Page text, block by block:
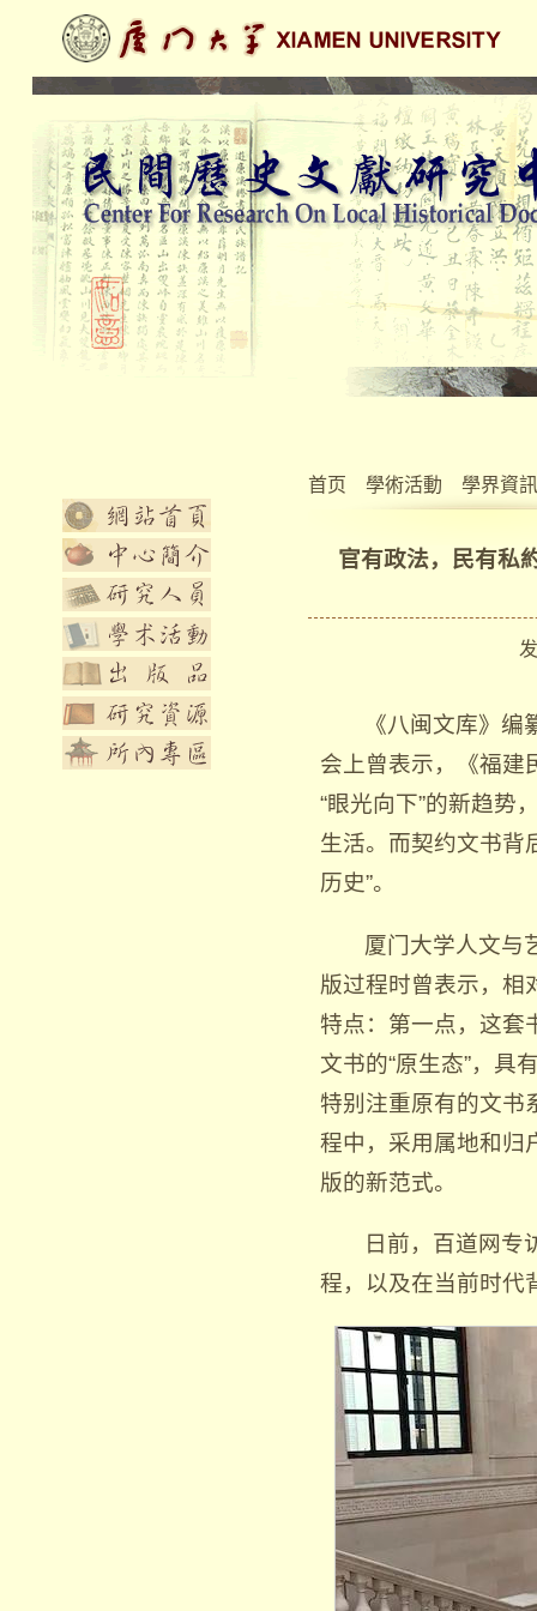
首页 學術活動 學界資訊
官有政法，民有私
发
《八闽文库》
会上曾表示，《福建
“眼光向下”的新趋势
生活。而契约文书背
历史”。
厦门大学人文与
版过程时曾表示，相
特点：第一点，这套
文书的“原生态”，具
特别注重原有的文书
程中，采用属地和归
版的新范式。
日前，百道网专
程，以及在当前时代